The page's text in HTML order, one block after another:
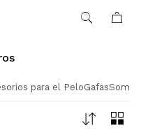
para el PeloGafas